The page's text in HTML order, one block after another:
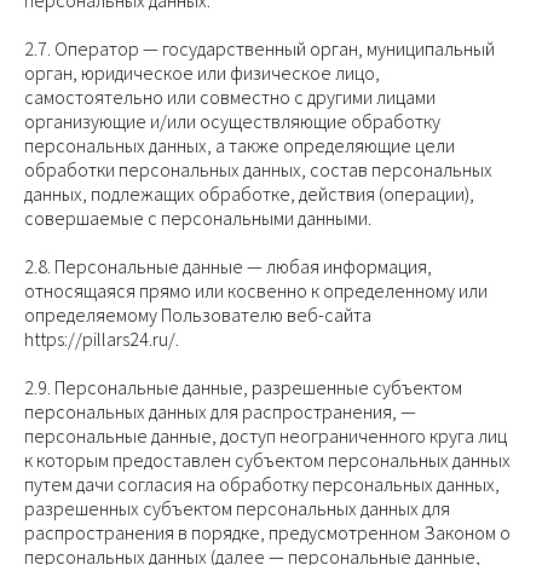
2.7. Оператор — государственный орган, муниципальный
орган, юридическое или физическое лицо,
самостоятельно или совместно с другими лицами
организующие и/или осуществляющие обработку
персональных данных, а также определяющие цели
обработки персональных данных, состав персональных
данных, подлежащих обработке, действия (операции),
совершаемые с персональными данными.
2.8. Персональные данные — любая информация,
относящаяся прямо или косвенно к определенному или
определяемому Пользователю веб-сайта
https://pillars24.ru/.
2.9. Персональные данные, разрешенные субъектом
персональных данных для распространения, —
персональные данные, доступ неограниченного круга лиц
к которым предоставлен субъектом персональных данных
путем дачи согласия на обработку персональных данных,
разрешенных субъектом персональных данных для
распространения в порядке, предусмотренном Законом о
персональных данных (далее — персональные данные,